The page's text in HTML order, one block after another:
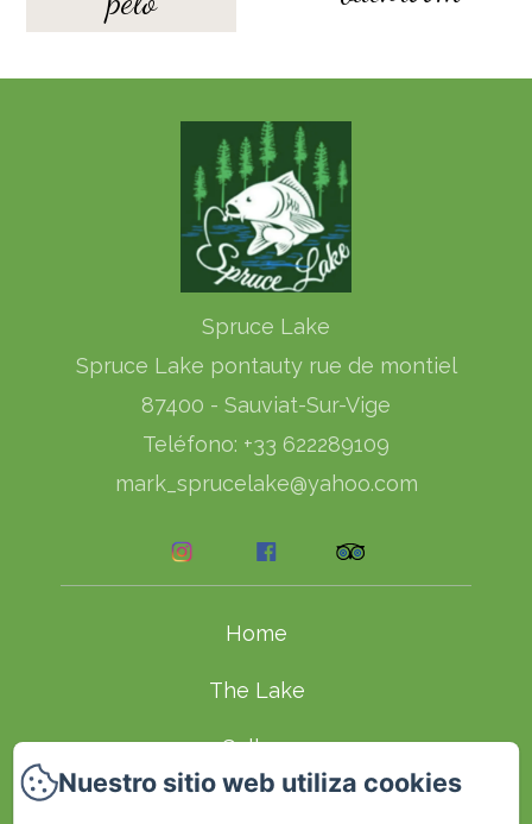
Spruce Lake
Spruce Lake pontauty rue de montiel
87400 - Sauviat-Sur-Vige
Teléfono: +33 622289109
mark_sprucelake@yahoo.com
Home
The Lake
Gallery
Nuestro sitio web utiliza cookies